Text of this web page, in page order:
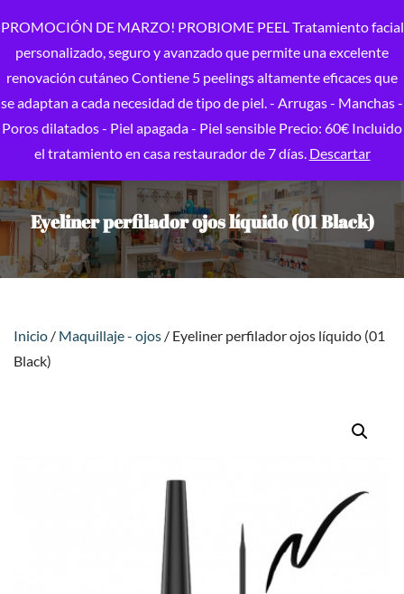
Eyeliner perfilador ojos líquido (01 Black)
Inicio / Maquillaje - ojos / Eyeliner perfilador ojos líquido (01
Black)
PROMOCIÓN DE MARZO! PROBIOME PEEL Tratamiento facial
personalizado, seguro y avanzado que permite una excelente
renovación cutáneo Contiene 5 peelings altamente eficaces que
se adaptan a cada necesidad de tipo de piel. - Arrugas - Manchas -
Poros dilatados - Piel apagada - Piel sensible Precio: 60€ Incluido
el tratamiento en casa restaurador de 7 días. Descartar